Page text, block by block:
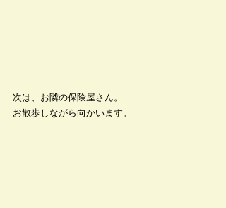
次は、お隣の保険屋さん。
お散歩しながら向かいます。